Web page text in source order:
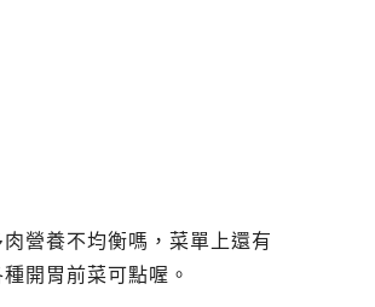
營養不均衡嗎，菜單上還有
開胃前菜可點喔。